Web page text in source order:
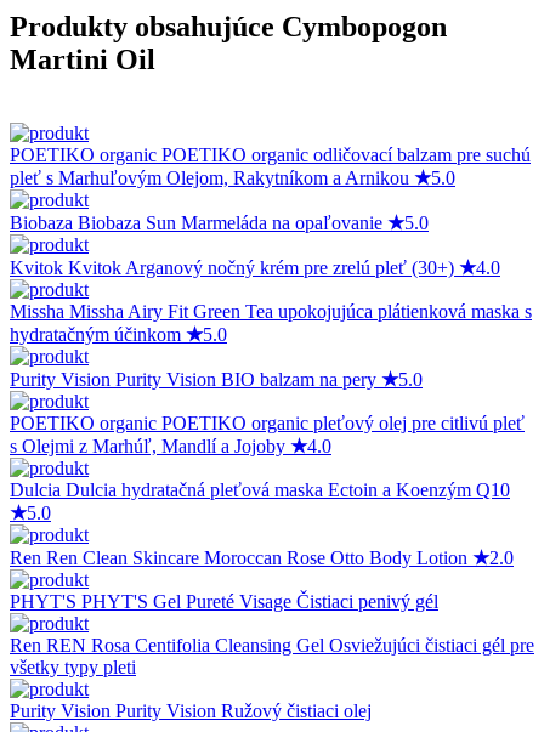
Produkty obsahujúce Cymbopogon
Martini Oil
POETIKO organic POETIKO organic odličovací balzam pre suchú
pleť s Marhuľovým Olejom, Rakytníkom a Arnikou ★5.0
Biobaza Biobaza Sun Marmeláda na opaľovanie ★5.0
Kvitok Kvitok Arganový nočný krém pre zrelú pleť (30+) ★4.0
Missha Missha Airy Fit Green Tea upokojujúca plátienková maska s
hydratačným účinkom ★5.0
Purity Vision Purity Vision BIO balzam na pery ★5.0
POETIKO organic POETIKO organic pleťový olej pre citlivú pleť
s Olejmi z Marhúľ, Mandlí a Jojoby ★4.0
Dulcia Dulcia hydratačná pleťová maska Ectoin a Koenzým Q10
★5.0
Ren Ren Clean Skincare Moroccan Rose Otto Body Lotion ★2.0
PHYT'S PHYT'S Gel Pureté Visage Čistiaci penivý gél
Ren REN Rosa Centifolia Cleansing Gel Osviežujúci čistiaci gél pre
všetky typy pleti
Purity Vision Purity Vision Ružový čistiaci olej